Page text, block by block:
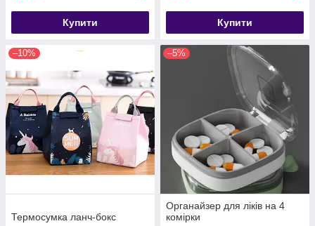
Купити Купити
–10%
Термосумка ланч-бокс
–5%
Органайзер для ліків на 4
комірки